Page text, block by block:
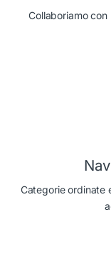
Collaboriamo
Categorie ordinate